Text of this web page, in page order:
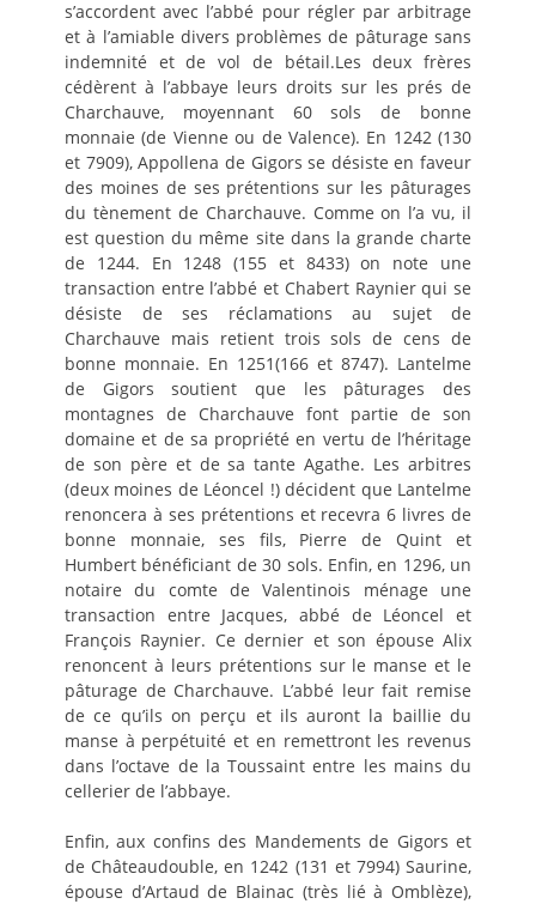
s’accordent avec l’abbé pour régler par arbitrage
et à l’amiable divers problèmes de pâturage sans
indemnité et de vol de bétail.Les deux frères
cédèrent à l’abbaye leurs droits sur les prés de
Charchauve, moyennant 60 sols de bonne
monnaie (de Vienne ou de Valence). En 1242 (130
et 7909), Appollena de Gigors se désiste en faveur
des moines de ses prétentions sur les pâturages
du tènement de Charchauve. Comme on l’a vu, il
est question du même site dans la grande charte
de 1244. En 1248 (155 et 8433) on note une
transaction entre l’abbé et Chabert Raynier qui se
désiste de ses réclamations au sujet de
Charchauve mais retient trois sols de cens de
bonne monnaie. En 1251(166 et 8747). Lantelme
de Gigors soutient que les pâturages des
montagnes de Charchauve font partie de son
domaine et de sa propriété en vertu de l’héritage
de son père et de sa tante Agathe. Les arbitres
(deux moines de Léoncel !) décident que Lantelme
renoncera à ses prétentions et recevra 6 livres de
bonne monnaie, ses fils, Pierre de Quint et
Humbert bénéficiant de 30 sols. Enfin, en 1296, un
notaire du comte de Valentinois ménage une
transaction entre Jacques, abbé de Léoncel et
François Raynier. Ce dernier et son épouse Alix
renoncent à leurs prétentions sur le manse et le
pâturage de Charchauve. L’abbé leur fait remise
de ce qu’ils on perçu et ils auront la baillie du
manse à perpétuité et en remettront les revenus
dans l’octave de la Toussaint entre les mains du
cellerier de l’abbaye.
Enfin, aux confins des Mandements de Gigors et
de Châteaudouble, en 1242 (131 et 7994) Saurine,
épouse d’Artaud de Blainac (très lié à Omblèze),